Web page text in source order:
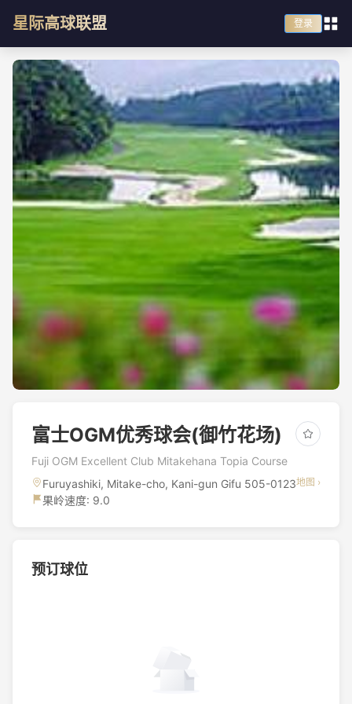
星际高球联盟 登录
富士OGM优秀球会(御竹花场)
Fuji OGM Excellent Club Mitakehana Topia Course
Furuyashiki, Mitake-cho, Kani-gun Gifu 505-0123地图 ›
果岭速度: 9.0
预订球位